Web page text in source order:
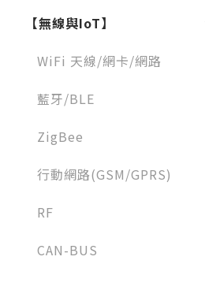
【無線與IoT】
WiFi 天線/網卡/網路
藍牙/BLE
ZigBee
行動網路(GSM/GPRS)
RF
CAN-BUS